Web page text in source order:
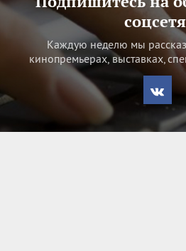
Каждую неделю мы
кинопремьерах, выставках,